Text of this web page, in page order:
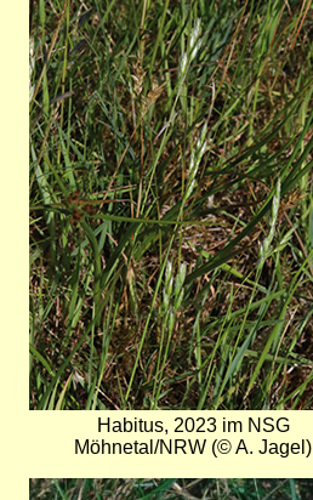
Habitus, 2023 im NSG
Möhnetal/NRW (© A. Jagel)
Bild